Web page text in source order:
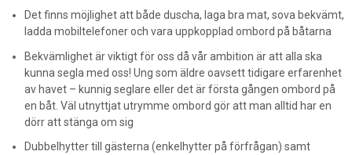
Det finns möjlighet att både duscha, laga bra mat, sova bekvämt,
ladda mobiltelefoner och vara uppkopplad ombord på båtarna
Bekvämlighet är viktigt för oss då vår ambition är att alla ska
kunna segla med oss! Ung som äldre oavsett tidigare erfarenhet
av havet – kunnig seglare eller det är första gången ombord på
en båt. Väl utnyttjat utrymme ombord gör att man alltid har en
dörr att stänga om sig
Dubbelhytter till gästerna (enkelhytter på förfrågan) samt